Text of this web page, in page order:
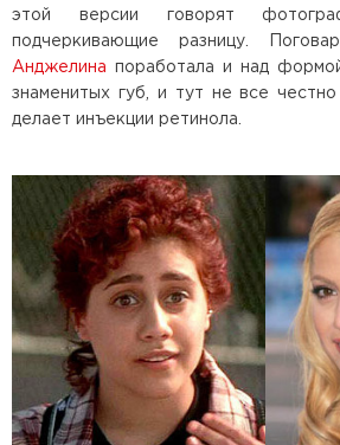
этой версии говорят
подчеркивающие разницу.
Анджелина поработала и над
знаменитых губ, и тут не все
делает инъекции ретинола.